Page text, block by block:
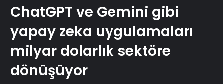
ChatGPT ve Gemini gibi
yapay zeka uygulamaları
milyar dolarlık sektöre
dönüşüyor